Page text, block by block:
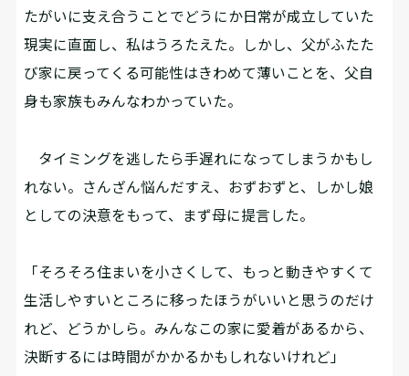
たがいに支え合うことでどうにか日常が成立していた
現実に直面し、私はうろたえた。しかし、父がふたた
び家に戻ってくる可能性はきわめて薄いことを、父自
身も家族もみんなわかっていた。
タイミングを逃したら手遅れになってしまうかもし
れない。さんざん悩んだすえ、おずおずと、しかし娘
としての決意をもって、まず母に提言した。
「そろそろ住まいを小さくして、もっと動きやすくて
生活しやすいところに移ったほうがいいと思うのだけ
れど、どうかしら。みんなこの家に愛着があるから、
決断するには時間がかかるかもしれないけれど」